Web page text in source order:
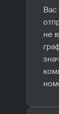
Вас
не